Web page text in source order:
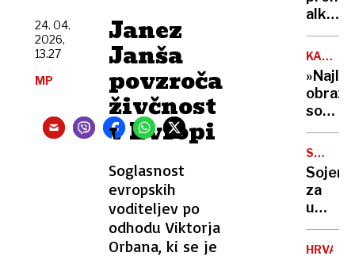
Janez
Janša
povzroča
živčnost
v Evropi
Soglasnost
evropskih
voditeljev po
odhodu Viktorja
Orbana, ki se je
24. 04.
2026,
13.27
MP
Kurtija
jajci
v
krvi
primer,
ki je
osupnil
WITT
obraz
pod
Stasi
jo je
celo
v
P.
za
umor
šele